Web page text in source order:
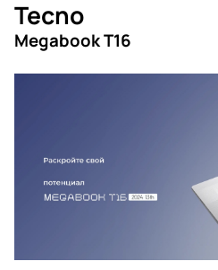
Tecno
Megabook T16